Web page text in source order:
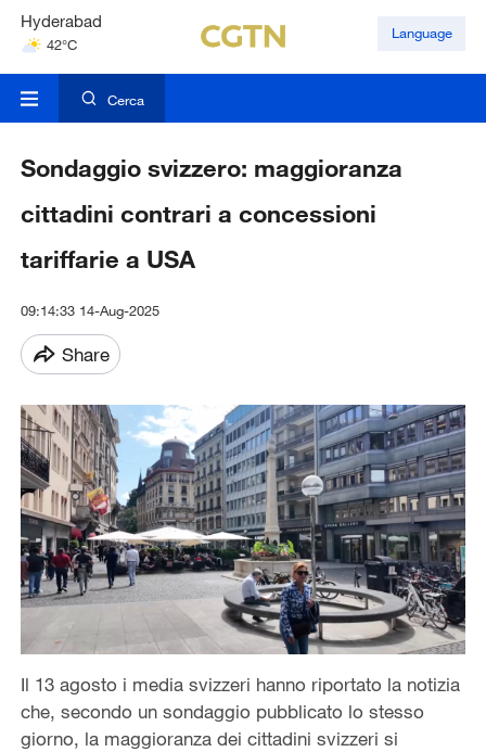
Hyderabad
42°C
Mumbai
Language
Cerca
Sondaggio svizzero: maggioranza
cittadini contrari a concessioni
tariffarie a USA
09:14:33 14-Aug-2025
Share
Il 13 agosto i media svizzeri hanno riportato la notizia
che, secondo un sondaggio pubblicato lo stesso
giorno, la maggioranza dei cittadini svizzeri si